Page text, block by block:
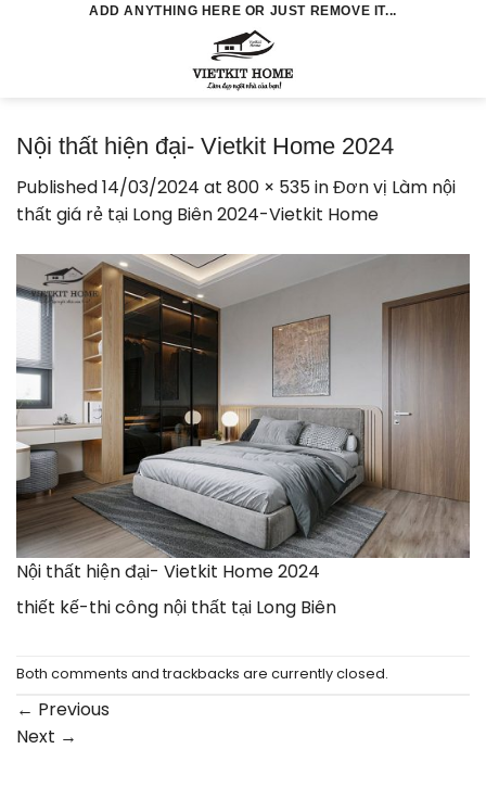
ADD ANYTHING HERE OR JUST REMOVE IT...
Nội thất hiện đại- Vietkit Home 2024
Published14/03/2024 at 800 × 535inĐơn vị Làm nội
thất giá rẻ tại Long Biên 2024-Vietkit Home
Nội thất hiện đại- Vietkit Home 2024
thiết kế-thi công nội thất tại Long Biên
Both comments and trackbacks are currently closed.
← Previous
Next →